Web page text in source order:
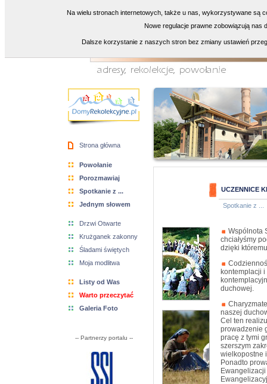
Strona główna
Powołanie
Porozmawiaj
Spotkanie z ...
Jednym słowem
Drzwi Otwarte
Krużganek zakonny
Śladami świętych
Moja modlitwa
Listy od Was
Warto przeczytać
Galeria Foto
-- Partnerzy portalu --
UCZENNICE
Spotkanie z ...
Wspólnota
chciałyśmy
dzięki
kontemplacji
duchowej.
naszej
Cel ten
prowadzenie
pracę z tymi
szerszym
wielkopostne
Ponadto
Na wielu stronach internetowych, także u nas, wykorzystywane są
Nowe regulacje prawne zobowiązują nas
Dalsze korzystanie z naszych stron bez zmiany ustawień